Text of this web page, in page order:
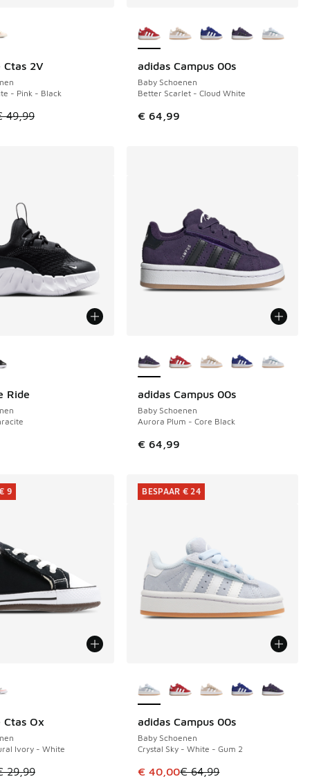
aanbieding Prijs verlaagd van € 54,99 naar € 30,00
Ctas 2V
- Pink - Black
is in de uitverkoop. Dit artikel is in de aanbieding Prijs
49,99
14 adidas Campus 00s
Baby Schoenen
Better Scarlet - Cloud White
€ 64,99
naar € 33,00
Ride adidas Campus 00s
Baby Schoenen
Aurora Plum - Core Black
€ 64,99
naar € 33,00
Ctas Ox
Ivory - White
is in de uitverkoop. Dit artikel is in de aanbieding Prijs
29,99
9
9
adidas Campus 00s
Baby Schoenen
Crystal Sky - White - Gum 2
Dit artikel is in de uitverkoop. Dit
€ 40,00€ 64,99
BESPAAR € 24
BESPAAR € 24